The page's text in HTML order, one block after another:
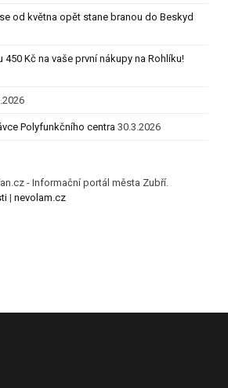
od května opět stane branou do Beskyd
450 Kč na vaše první nákupy na Rohlíku!
Polyfunkčního centra 30.3.2026
- Informační portál města Zubří.
| nevolam.cz